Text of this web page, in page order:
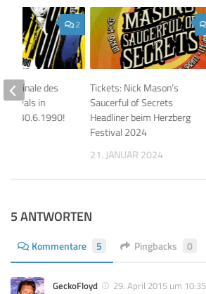
Tickets: Nick Mason’s
Saucerful of Secrets
Headliner beim Herzberg
Festival 2024
21. JANUAR 2024
2
Finale des
in
am 30.6.1990!
5 ANTWORTEN
Kommentare 5 Pingbacks 0
GeckoFloyd
29. April 2015 um